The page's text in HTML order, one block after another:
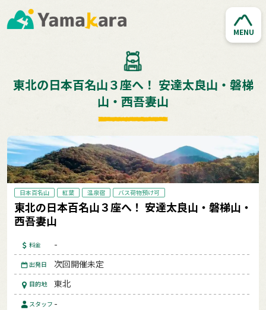
MENU
東北の日本百名山３座へ！ 安達太良山・磐梯
山・西吾妻山
日本百名山 紅葉 温泉宿 バス荷物預け可
東北の日本百名山３座へ！ 安達太良山・磐梯山・
西吾妻山
料金 -
出発日 次回開催未定
目的地 東北
スタッフ -